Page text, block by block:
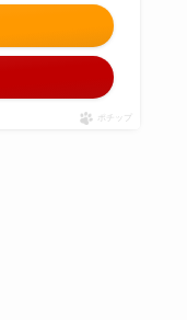
ポチップ